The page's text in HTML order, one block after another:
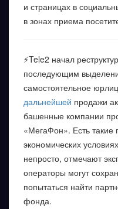
и страницах в
в зонах приема
⚡️Tele2 начал
последующим
самостоятельное
дальнейшей продажи
башенные компании
«МегаФон». Есть
экономических
непросто, отмечают
операторы могут
попытаться найти
фонда.